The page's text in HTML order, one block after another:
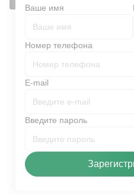
Ваше имя
Номер телефона
E-mail
Введите пароль